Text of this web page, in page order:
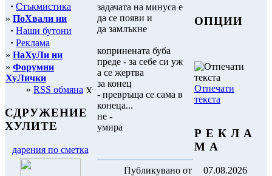
· Стъкмистика
» ПоХвали ни
· Наши бутони
· Реклама
» НаХуЛи ни
» Форумни
ХуЛички
» RSS обмяна
СДРУЖЕНИЕ
ХУЛИТЕ
дарения по сметка
задачата на минуса е
да се появи и
да замлъкне
копринената буба
преде - за себе си уж
а се жертва
за конец
- превръща се сама в
конеца...
не -
умира
Публикувано от
ОПЦИИ
Отпечати
текста
Р Е К Л А
М А
07.08.2026